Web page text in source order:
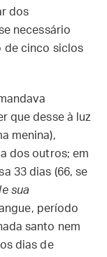
dos
necessário
de cinco siclos
que desse à luz
menina),
dos outros; em
33 dias (66, se
sua
período
santo nem
dias de